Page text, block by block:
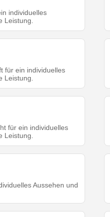
individuelles
Leistung.
für ein individuelles
Leistung.
für ein individuelles
Leistung.
Aussehen und